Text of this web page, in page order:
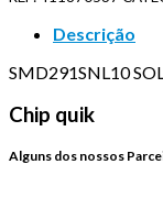
Descrição
SMD291SNL10
Chip quik
Alguns dos nossos